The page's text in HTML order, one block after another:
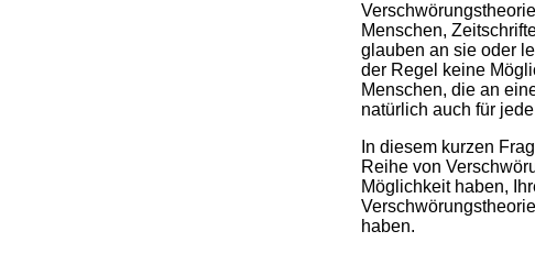
Menschen,
glauben an sie oder
der Regel keine
Menschen, die an
natürlich auch für
In diesem kurzen
Reihe von
Möglichkeit haben,
haben.